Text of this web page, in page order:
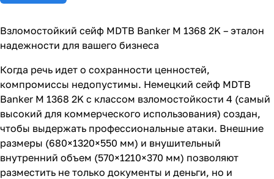
Взломостойкий сейф MDTB Banker M 1368 2K – эталон
надежности для вашего бизнеса
Когда речь идет о сохранности ценностей,
компромиссы недопустимы. Немецкий сейф MDTB
Banker M 1368 2K с классом взломостойкости 4 (самый
высокий для коммерческого использования) создан,
чтобы выдержать профессиональные атаки. Внешние
размеры (680×1320×550 мм) и внушительный
внутренний объем (570×1210×370 мм) позволяют
разместить не только документы и деньги, но и